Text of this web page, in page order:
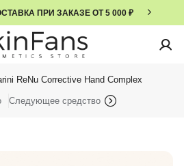
ПРИ ЗАКАЗЕ ОТ 5 000 ₽
ReNu Corrective Hand Complex
Следующее средство